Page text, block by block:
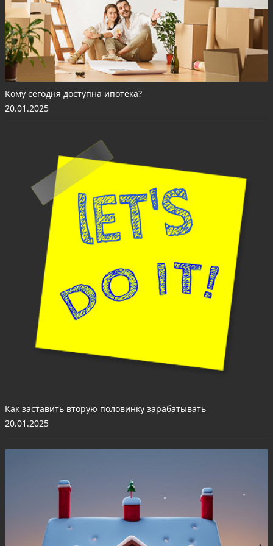
Кому сегодня доступна ипотека?
20.01.2025
Как заставить вторую половинку зарабатывать
20.01.2025